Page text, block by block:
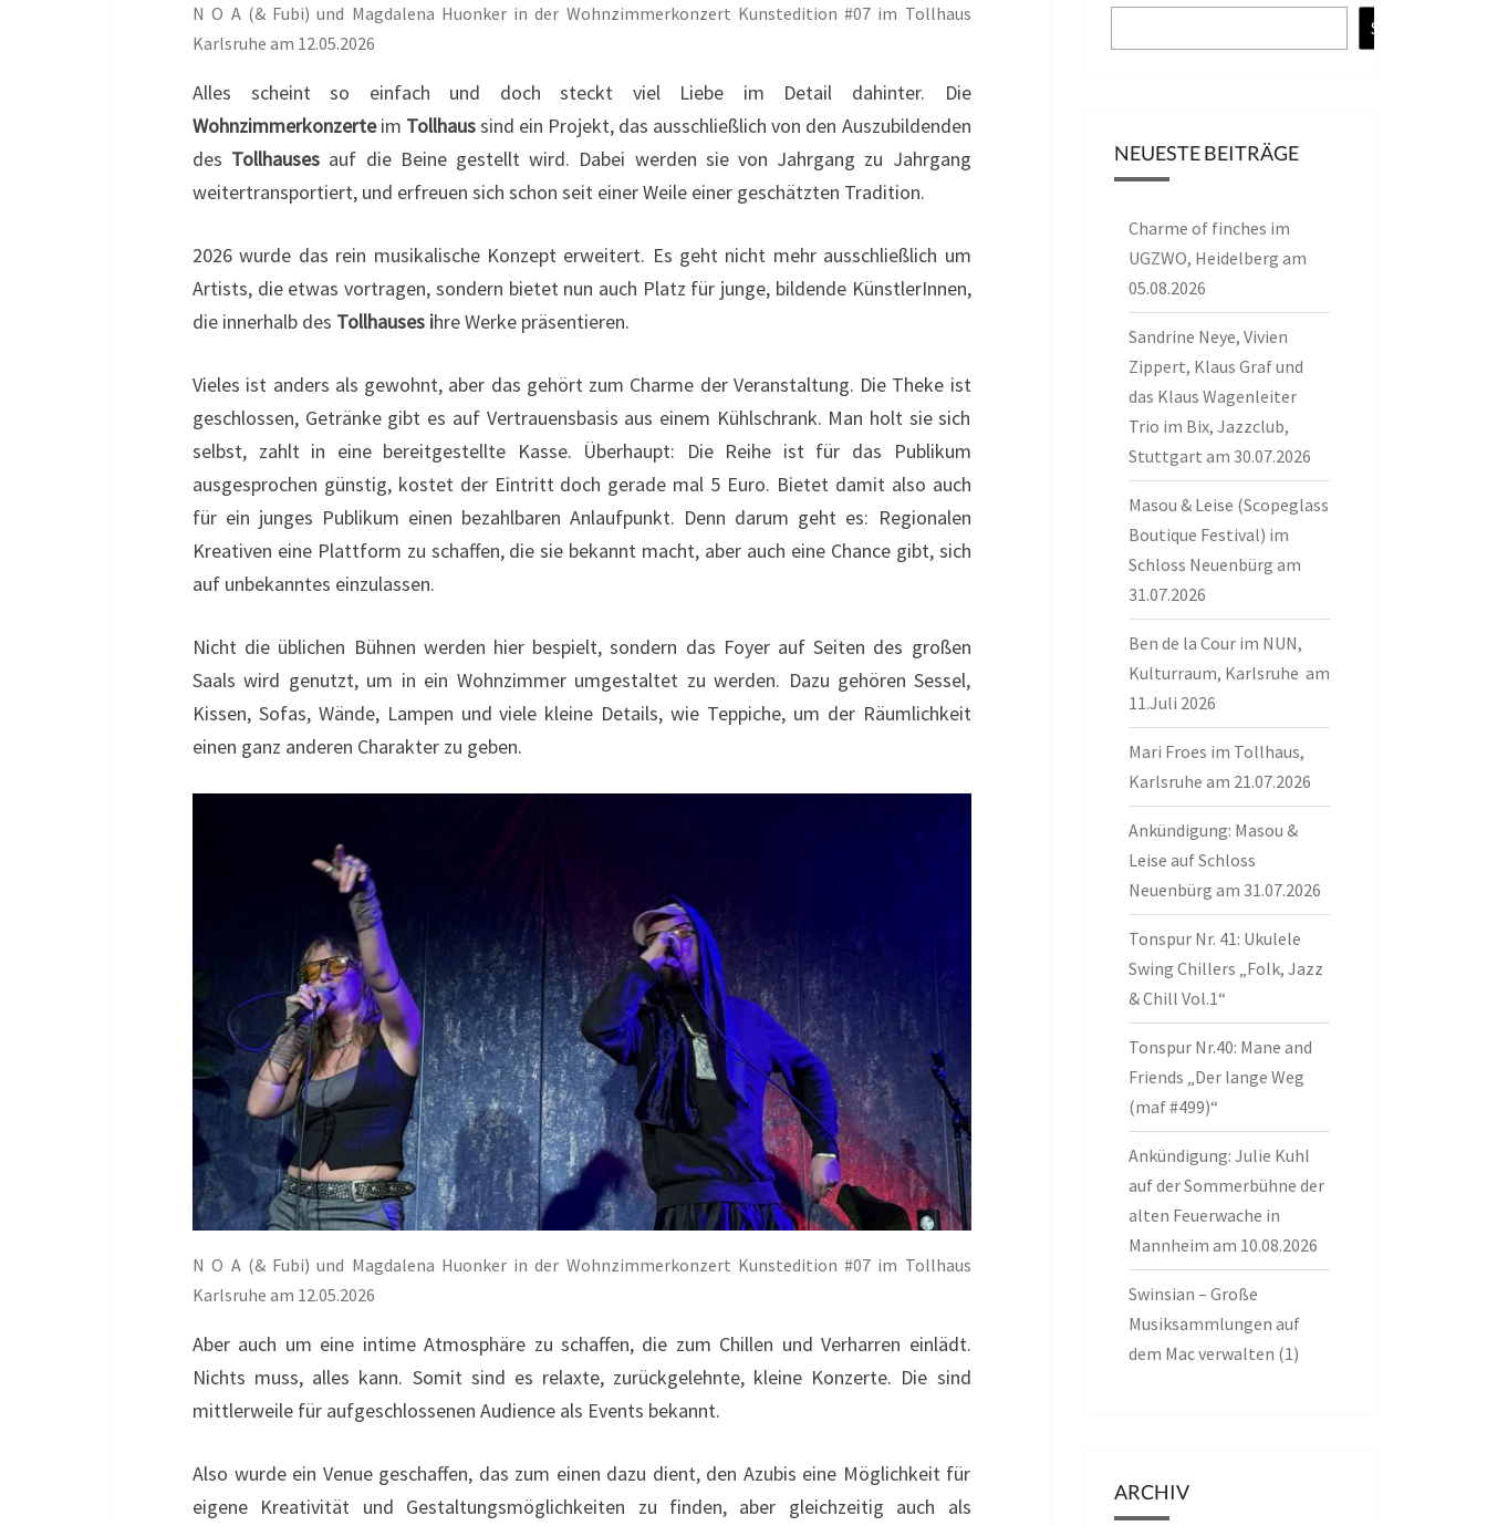
N O A (& Fubi) und Magdalena Huonker in der Wohnzimmerkonzert Kunstedition #07 im Tollhaus
Karlsruhe am 12.05.2026
Alles scheint so einfach und doch steckt viel Liebe im Detail dahinter. Die
Wohnzimmerkonzerteim Tollhaussind ein Projekt, das ausschließlich von den Auszubildenden
des Tollhauses auf die Beine gestellt wird. Dabei werden sie von Jahrgang zu Jahrgang
weitertransportiert, und erfreuen sich schon seit einer Weile einer geschätzten Tradition.
2026 wurde das rein musikalische Konzept erweitert. Es geht nicht mehr ausschließlich um
Artists, die etwas vortragen, sondern bietet nun auch Platz für junge, bildende KünstlerInnen,
die innerhalb des Tollhauses ihre Werke präsentieren.
Vieles ist anders als gewohnt, aber das gehört zum Charme der Veranstaltung. Die Theke ist
geschlossen, Getränke gibt es auf Vertrauensbasis aus einem Kühlschrank. Man holt sie sich
selbst, zahlt in eine bereitgestellte Kasse. Überhaupt: Die Reihe ist für das Publikum
ausgesprochen günstig, kostet der Eintritt doch gerade mal 5 Euro. Bietet damit also auch
für ein junges Publikum einen bezahlbaren Anlaufpunkt. Denn darum geht es: Regionalen
Kreativen eine Plattform zu schaffen, die sie bekannt macht, aber auch eine Chance gibt, sich
auf unbekanntes einzulassen.
Nicht die üblichen Bühnen werden hier bespielt, sondern das Foyer auf Seiten des großen
Saals wird genutzt, um in ein Wohnzimmer umgestaltet zu werden. Dazu gehören Sessel,
Kissen, Sofas, Wände, Lampen und viele kleine Details, wie Teppiche, um der Räumlichkeit
einen ganz anderen Charakter zu geben.
N O A (& Fubi) und Magdalena Huonker in der Wohnzimmerkonzert Kunstedition #07 im Tollhaus
Karlsruhe am 12.05.2026
Aber auch um eine intime Atmosphäre zu schaffen, die zum Chillen und Verharren einlädt.
Nichts muss, alles kann. Somit sind es relaxte, zurückgelehnte, kleine Konzerte. Die sind
mittlerweile für aufgeschlossenen Audience als Events bekannt.
Also wurde ein Venue geschaffen, das zum einen dazu dient, den Azubis eine Möglichkeit für
eigene Kreativität und Gestaltungsmöglichkeiten zu finden, aber gleichzeitig auch als
Suchen
NEUESTE BEITRÄGE
Charme of finches im
UGZWO, Heidelberg am
05.08.2026
Sandrine Neye, Vivien
Zippert, Klaus Graf und
das Klaus Wagenleiter
Trio im Bix, Jazzclub,
Stuttgart am 30.07.2026
Masou & Leise (Scopeglass
Boutique Festival) im
Schloss Neuenbürg am
31.07.2026
Ben de la Cour im NUN,
Kulturraum, Karlsruhe am
11.Juli 2026
Mari Froes im Tollhaus,
Karlsruhe am 21.07.2026
Ankündigung: Masou &
Leise auf Schloss
Neuenbürg am 31.07.2026
Tonspur Nr. 41: Ukulele
Swing Chillers „Folk, Jazz
& Chill Vol.1“
Tonspur Nr.40: Mane and
Friends „Der lange Weg
(maf #499)“
Ankündigung: Julie Kuhl
auf der Sommerbühne der
alten Feuerwache in
Mannheim am 10.08.2026
Swinsian – Große
Musiksammlungen auf
dem Mac verwalten (1)
ARCHIV